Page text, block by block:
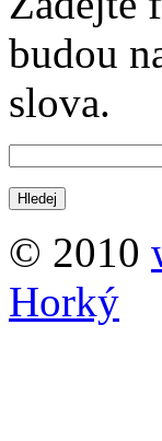
budou
slova.
© 2010
Horký